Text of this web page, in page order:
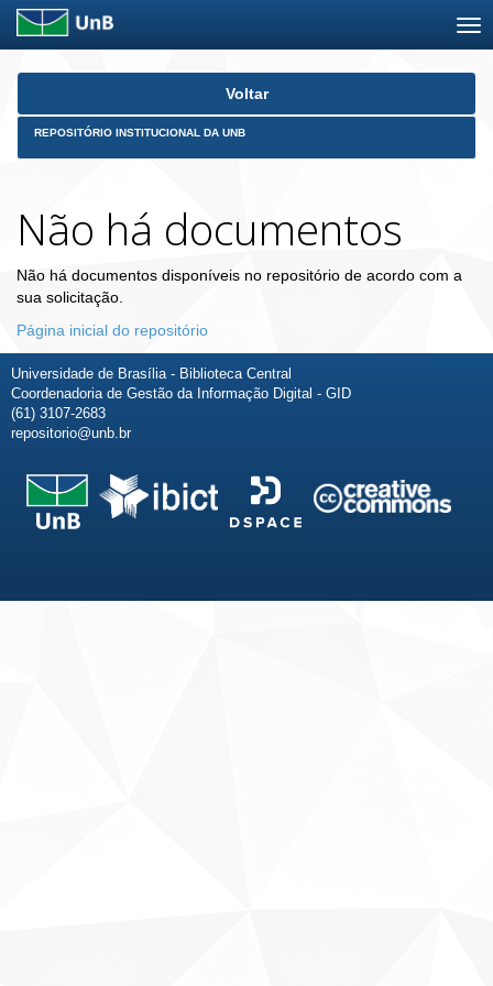
Skip
Voltar
REPOSITÓRIO INSTITUCIONAL DA UNB
Não há documentos
Não há documentos disponíveis no repositório de acordo com a
sua solicitação.
Página inicial do repositório
Universidade de Brasília - Biblioteca Central
Coordenadoria de Gestão da Informação Digital - GID
(61) 3107-2683
repositorio@unb.br